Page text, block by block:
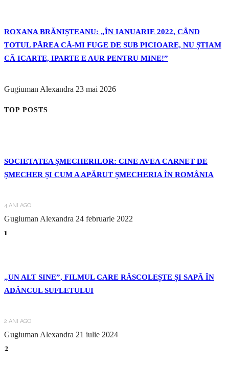
ROXANA BRĂNIȘTEANU: „ÎN IANUARIE 2022, CÂND
TOTUL PĂREA CĂ-MI FUGE DE SUB PICIOARE, NU ȘTIAM
CĂ ICARTE, IPARTE E AUR PENTRU MINE!”
Gugiuman Alexandra 23 mai 2026
TOP POSTS
SOCIETATEA ȘMECHERILOR: CINE AVEA CARNET DE
ȘMECHER ȘI CUM A APĂRUT ȘMECHERIA ÎN ROMÂNIA
4 ANI AGO
Gugiuman Alexandra 24 februarie 2022
1
„UN ALT SINE”, FILMUL CARE RĂSCOLEȘTE ȘI SAPĂ ÎN
ADÂNCUL SUFLETULUI
2 ANI AGO
Gugiuman Alexandra 21 iulie 2024
2